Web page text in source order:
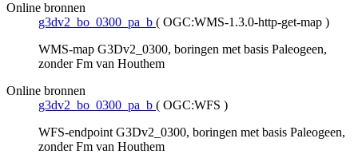
Online bronnen
g3dv2_bo_0300_pa_b ( OGC:WMS-1.3.0-http-get-map )
WMS-map G3Dv2_0300, boringen met basis Paleogeen,
zonder Fm van Houthem
Online bronnen
g3dv2_bo_0300_pa_b ( OGC:WFS )
WFS-endpoint G3Dv2_0300, boringen met basis Paleogeen,
zonder Fm van Houthem